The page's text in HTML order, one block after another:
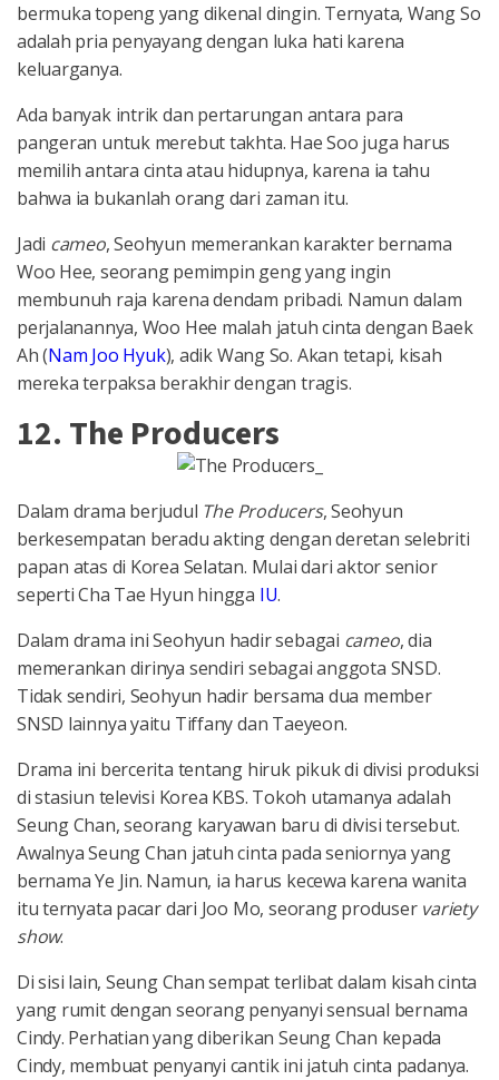
bermuka topeng yang dikenal dingin. Ternyata, Wang So
adalah pria penyayang dengan luka hati karena
keluarganya.
Ada banyak intrik dan pertarungan antara para
pangeran untuk merebut takhta. Hae Soo juga harus
memilih antara cinta atau hidupnya, karena ia tahu
bahwa ia bukanlah orang dari zaman itu.
Jadi cameo, Seohyun memerankan karakter bernama
Woo Hee, seorang pemimpin geng yang ingin
membunuh raja karena dendam pribadi. Namun dalam
perjalanannya, Woo Hee malah jatuh cinta dengan Baek
Ah (Nam Joo Hyuk), adik Wang So. Akan tetapi, kisah
mereka terpaksa berakhir dengan tragis.
12. The Producers
Dalam drama berjudul The Producers, Seohyun
berkesempatan beradu akting dengan deretan selebriti
papan atas di Korea Selatan. Mulai dari aktor senior
seperti Cha Tae Hyun hingga IU.
Dalam drama ini Seohyun hadir sebagai cameo, dia
memerankan dirinya sendiri sebagai anggota SNSD.
Tidak sendiri, Seohyun hadir bersama dua member
SNSD lainnya yaitu Tiffany dan Taeyeon.
Drama ini bercerita tentang hiruk pikuk di divisi produksi
di stasiun televisi Korea KBS. Tokoh utamanya adalah
Seung Chan, seorang karyawan baru di divisi tersebut.
Awalnya Seung Chan jatuh cinta pada seniornya yang
bernama Ye Jin. Namun, ia harus kecewa karena wanita
itu ternyata pacar dari Joo Mo, seorang produser variety
show.
Di sisi lain, Seung Chan sempat terlibat dalam kisah cinta
yang rumit dengan seorang penyanyi sensual bernama
Cindy. Perhatian yang diberikan Seung Chan kepada
Cindy, membuat penyanyi cantik ini jatuh cinta padanya.